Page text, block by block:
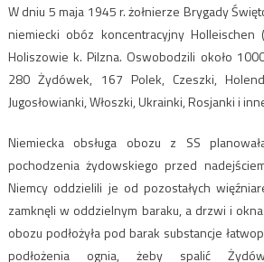
W dniu 5 maja 1945 r. żołnierze Brygady
niemiecki obóz koncentracyjny Holleischen
Holiszowie k. Pilzna. Oswobodzili około
280 Żydówek, 167 Polek, Czeszki,
Jugosłowianki, Włoszki, Ukrainki, Rosjanki i
Niemiecka obsługa obozu z SS
pochodzenia żydowskiego przed
Niemcy oddzielili je od pozostałych
zamknęli w oddzielnym baraku, a drzwi i
obozu podłożyła pod barak substancje
podłożenia ognia, żeby spalić